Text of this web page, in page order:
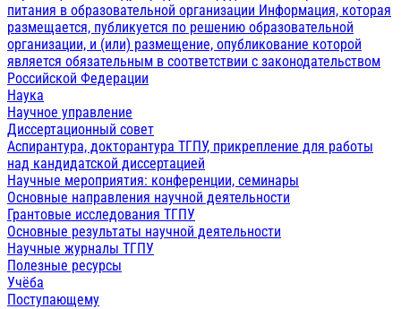
питания в образовательной организации Информация, которая
размещается, публикуется по решению образовательной
организации, и (или) размещение, опубликование которой
является обязательным в соответствии с законодательством
Российской Федерации
Наука
Научное управление
Диссертационный совет
Аспирантура, докторантура ТГПУ, прикрепление для работы
над кандидатской диссертацией
Научные мероприятия: конференции, семинары
Основные направления научной деятельности
Грантовые исследования ТГПУ
Основные результаты научной деятельности
Научные журналы ТГПУ
Полезные ресурсы
Учёба
Поступающему